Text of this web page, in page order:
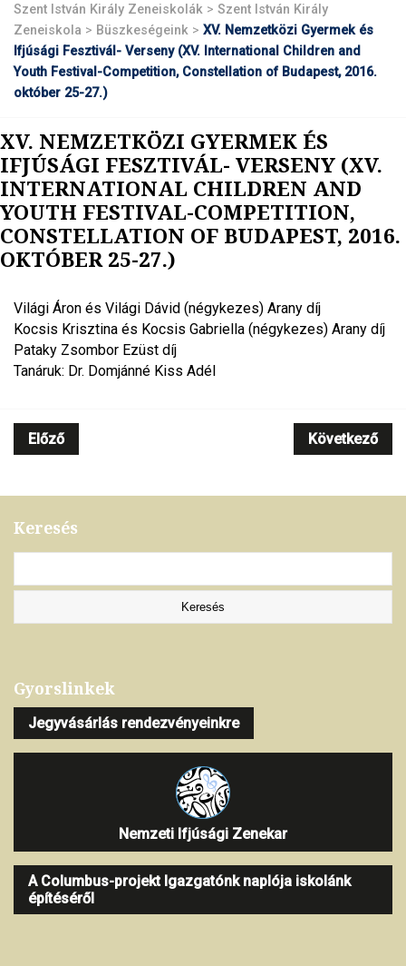
Szent István Király Zeneiskolák > Szent István Király
Zeneiskola > Büszkeségeink > XV. Nemzetközi Gyermek és
Ifjúsági Fesztivál- Verseny (XV. International Children and
Youth Festival-Competition, Constellation of Budapest, 2016.
október 25-27.)
XV. NEMZETKÖZI GYERMEK ÉS
IFJÚSÁGI FESZTIVÁL- VERSENY (XV.
INTERNATIONAL CHILDREN AND
YOUTH FESTIVAL-COMPETITION,
CONSTELLATION OF BUDAPEST, 2016.
OKTÓBER 25-27.)
Világi Áron és Világi Dávid (négykezes) Arany díj
Kocsis Krisztina és Kocsis Gabriella (négykezes) Arany díj
Pataky Zsombor Ezüst díj
Tanáruk: Dr. Domjánné Kiss Adél
Előző Következő
Keresés
Gyorslinkek
Jegyvásárlás rendezvényeinkre
Nemzeti Ifjúsági Zenekar
A Columbus-projekt Igazgatónk naplója iskolánk
építéséről